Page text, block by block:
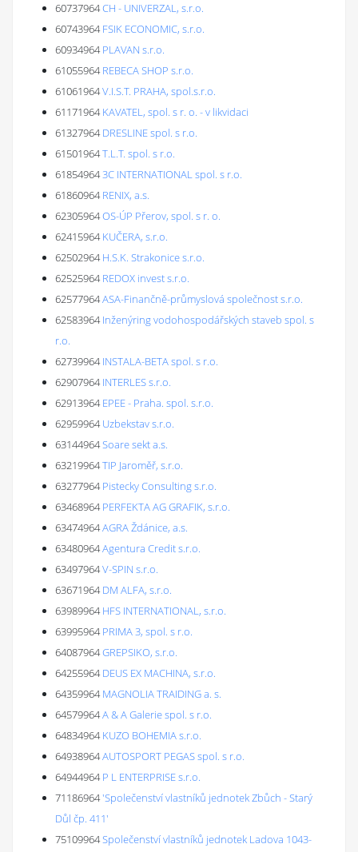
60737964CH - UNIVERZAL, s.r.o.
60743964 FSIK ECONOMIC, s.r.o.
60934964 PLAVAN s.r.o.
61055964 REBECA SHOP s.r.o.
61061964V.I.S.T. PRAHA, spol.s.r.o.
61171964 KAVATEL, spol. s r. o. - v likvidaci
61327964 DRESLINE spol. s r.o.
61501964T.L.T. spol. s r.o.
618549643C INTERNATIONAL spol. s r.o.
61860964 RENIX, a.s.
62305964OS-ÚP Přerov, spol. s r. o.
62415964 KUČERA, s.r.o.
62502964 H.S.K. Strakonice s.r.o.
62525964 REDOX invest s.r.o.
62577964ASA-Finančně-průmyslová společnost s.r.o.
62583964 Inženýring vodohospodářských staveb spol. s
r.o.
62739964 INSTALA-BETA spol. s r.o.
62907964 INTERLES s.r.o.
62913964 EPEE - Praha. spol. s.r.o.
62959964 Uzbekstav s.r.o.
63144964Soare sekt a.s.
63219964TIP Jaroměř, s.r.o.
63277964 Pistecky Consulting s.r.o.
63468964 PERFEKTA AG GRAFIK, s.r.o.
63474964AGRA Ždánice, a.s.
63480964Agentura Credit s.r.o.
63497964V-SPIN s.r.o.
63671964 DM ALFA, s.r.o.
63989964 HFS INTERNATIONAL, s.r.o.
63995964 PRIMA 3, spol. s r.o.
64087964GREPSIKO, s.r.o.
64255964 DEUS EX MACHINA, s.r.o.
64359964 MAGNOLIA TRAIDING a. s.
64579964A & A Galerie spol. s r.o.
64834964 KUZO BOHEMIA s.r.o.
64938964AUTOSPORT PEGAS spol. s r.o.
64944964 P L ENTERPRISE s.r.o.
71186964'Společenství vlastníků jednotek Zbůch - Starý
Důl čp. 411'
75109964Společenství vlastníků jednotek Ladova 1043-